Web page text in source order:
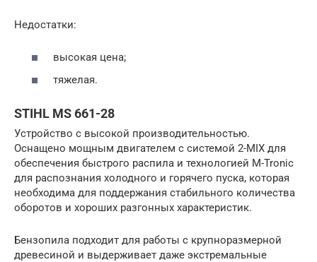
Недостатки:
высокая цена;
тяжелая.
STIHL MS 661-28
Устройство с высокой производительностью.
Оснащено мощным двигателем с системой 2-MIX для
обеспечения быстрого распила и технологией M-Tronic
для распознания холодного и горячего пуска, которая
необходима для поддержания стабильного количества
оборотов и хороших разгонных характеристик.
Бензопила подходит для работы с крупноразмерной
древесиной и выдерживает даже экстремальные